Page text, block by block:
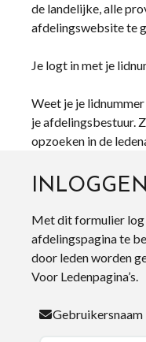
de landelijke, alle
afdelingswebsite te
Je logt in met je
Weet je je
je afdelingsbestuur.
opzoeken in de
Met dit formulier log
afdelingspagina te
door leden worden
Voor Ledenpagina’s.
Gebruikersnaam